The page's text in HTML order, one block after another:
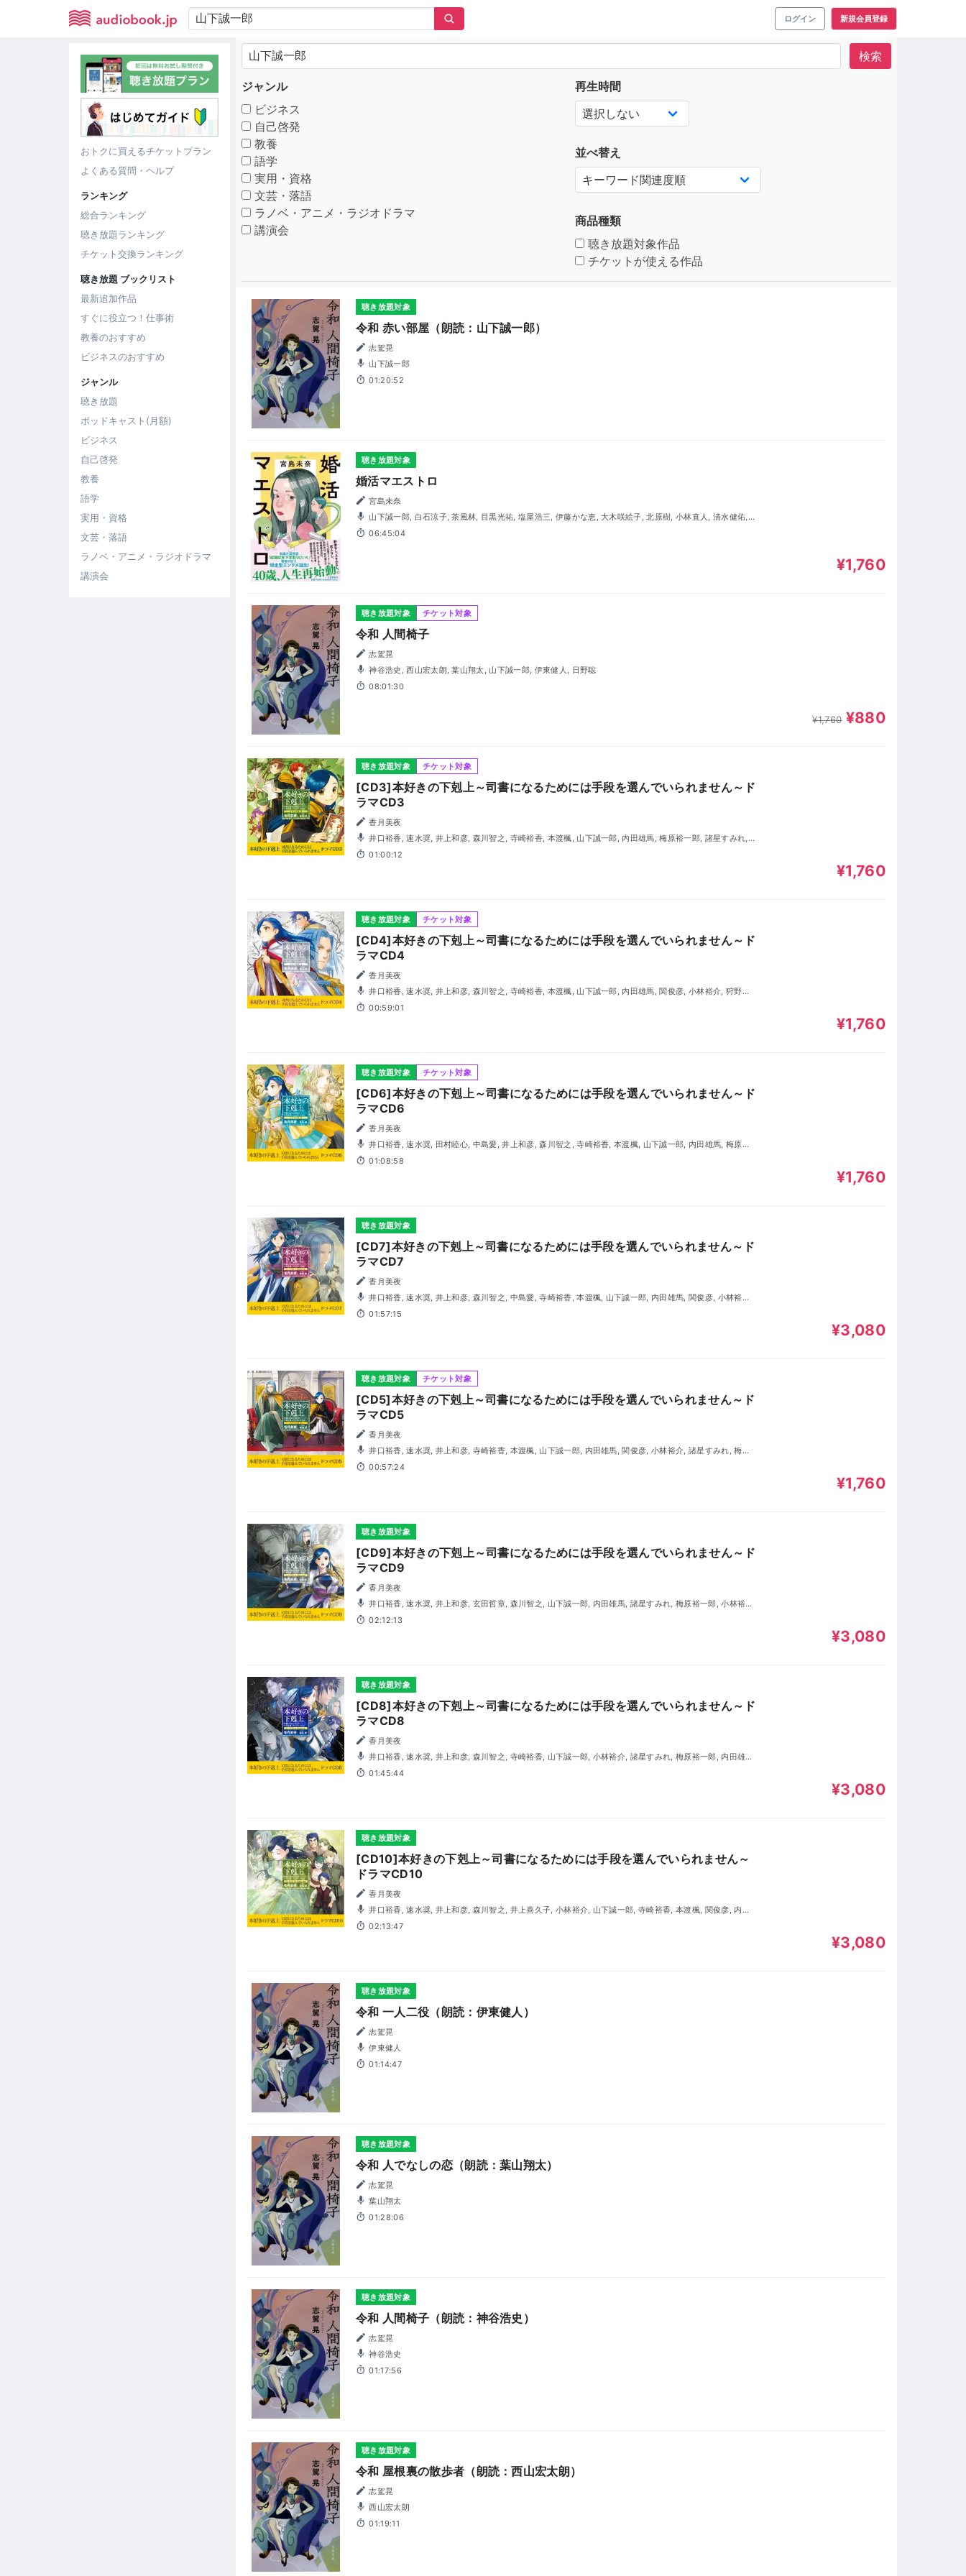
ログイン 新規会員登録
おトクに買えるチケットプラン
よくある質問・ヘルプ
ランキング
総合ランキング
聴き放題ランキング
チケット交換ランキング
聴き放題 ブックリスト
最新追加作品
すぐに役立つ！仕事術
教養のおすすめ
ビジネスのおすすめ
ジャンル
聴き放題
ポッドキャスト(月額)
ビジネス
自己啓発
教養
語学
実用・資格
文芸・落語
ラノベ・アニメ・ラジオドラマ
講演会
検索
ジャンル
ビジネス
自己啓発
教養
語学
実用・資格
文芸・落語
ラノベ・アニメ・ラジオドラマ
講演会
再生時間
並べ替え
商品種類
聴き放題対象作品
チケットが使える作品
聴き放題対象
令和 赤い部屋（朗読：山下誠一郎）
志駕晃
山下誠一郎
01:20:52
聴き放題対象
婚活マエストロ
宮島未奈
玉木雅士, 長谷川天音, 三浦円, 山名枝里子
06:45:04
¥1,760
聴き放題対象 チケット対象
令和 人間椅子
志駕晃
神谷浩史, 西山宏太朗, 葉山翔太, 山下誠一郎, 伊東健人, 日野聡
08:01:30
¥1,760 ¥880
聴き放題対象 チケット対象
[CD3]本好きの下剋上～司書になるためには手段を選んでいられません～ド
ラマCD3
香月美夜
井口裕香, 速水奨, 井上和彦, 森川智之, 寺崎裕香, 本渡楓, 山下誠一郎, 内田雄馬, 梅原裕一郎, 諸星すみれ,
石見舞菜香, 宮沢きよこ, 遠藤広之
01:00:12
¥1,760
聴き放題対象 チケット対象
[CD4]本好きの下剋上～司書になるためには手段を選んでいられません～ド
ラマCD4
香月美夜
井口裕香, 速水奨, 井上和彦, 森川智之, 寺崎裕香, 本渡楓, 山下誠一郎, 内田雄馬, 関俊彦, 小林裕介, 狩野翔,
宮沢きよこ, 石見舞菜香, 三瓶由布子, 岡井カツノリ
00:59:01
¥1,760
聴き放題対象 チケット対象
[CD6]本好きの下剋上～司書になるためには手段を選んでいられません～ド
ラマCD6
香月美夜
井口裕香, 速水奨, 田村睦心, 中島愛, 井上和彦, 森川智之, 寺崎裕香, 本渡楓, 山下誠一郎, 内田雄馬, 梅原裕
一郎, 諸星すみれ, 石見舞菜香, 宮沢きよこ, 関俊彦, 潘めぐみ, 井上喜久子
01:08:58
¥1,760
聴き放題対象
[CD7]本好きの下剋上～司書になるためには手段を選んでいられません～ド
ラマCD7
香月美夜
井口裕香, 速水奨, 井上和彦, 森川智之, 中島愛, 寺崎裕香, 本渡楓, 山下誠一郎, 内田雄馬, 関俊彦, 小林裕介,
梅原裕一郎, 諸星すみれ, 石見舞菜香, 潘めぐみ, 三瓶由布子, 小西克幸, 上田燿司, 長縄まりあ, 岡井カツノリ, 渡
辺明乃01:57:15
¥3,080
聴き放題対象 チケット対象
[CD5]本好きの下剋上～司書になるためには手段を選んでいられません～ド
ラマCD5
香月美夜
井口裕香, 速水奨, 井上和彦, 寺崎裕香, 本渡楓, 山下誠一郎, 内田雄馬, 関俊彦, 小林裕介, 諸星すみれ, 梅原
裕一郎, 石見舞菜香, 宮沢きよこ, 遠藤広之, 渡辺明乃, 潘めぐみ, 豊口めぐみ
00:57:24
¥1,760
聴き放題対象
[CD9]本好きの下剋上～司書になるためには手段を選んでいられません～ド
ラマCD9
香月美夜
井口裕香, 速水奨, 井上和彦, 玄田哲章, 森川智之, 山下誠一郎, 内田雄馬, 諸星すみれ, 梅原裕一郎, 小林裕介,
関俊彦, 本渡楓, 石見舞菜香, 潘めぐみ, 田村睦心, 小西克幸, 宮沢きよこ, 上田燿司, 金元寿子, 渡辺明乃, 長縄ま
りあ, 岡井カツノリ, 遠藤広之, 坂泰斗
02:12:13
¥3,080
聴き放題対象
[CD8]本好きの下剋上～司書になるためには手段を選んでいられません～ド
ラマCD8
香月美夜
井口裕香, 速水奨, 井上和彦, 森川智之, 寺崎裕香, 山下誠一郎, 小林裕介, 諸星すみれ, 梅原裕一郎, 内田雄馬,
本渡楓, 石見舞菜香, 関俊彦, 遠藤広之, 岡井カツノリ, 子安武人, 田村睦心, 中島愛, 折笠富美子, 小山剛志, 衣川
里佳, 日野まり, 狩野翔, 長縄まりあ, 堀内賢雄, 三瓶由布子, 渡辺明乃
01:45:44
¥3,080
聴き放題対象
[CD10]本好きの下剋上～司書になるためには手段を選んでいられません～
ドラマCD10
香月美夜
井口裕香, 速水奨, 井上和彦, 森川智之, 井上喜久子, 小林裕介, 山下誠一郎, 寺崎裕香, 本渡楓, 関俊彦, 内田
雄馬, 梅原裕一郎, 諸星すみれ, 石見舞菜香, 潘めぐみ, 宮沢きよこ, 遠藤広之, 岡井カツノリ, 豊口めぐみ, 長縄ま
りあ, 上田燿司, 小西克幸, 子安武人, 田村睦心, 中島愛, 折笠富美子, 小山剛志, 日野まり, 前野智昭, 狩野翔, 都
02:13:47
¥3,080
聴き放題対象
令和 一人二役（朗読：伊東健人）
志駕晃
伊東健人
01:14:47
聴き放題対象
令和 人でなしの恋（朗読：葉山翔太）
志駕晃
葉山翔太
01:28:06
聴き放題対象
令和 人間椅子（朗読：神谷浩史）
志駕晃
神谷浩史
01:17:56
聴き放題対象
令和 屋根裏の散歩者（朗読：西山宏太朗）
志駕晃
西山宏太朗
01:19:11